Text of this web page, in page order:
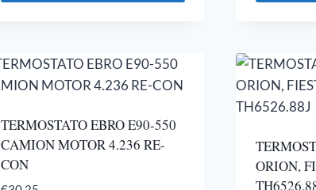
TERMOSTATO EBRO E90-550
CAMION MOTOR 4.236 RE-
CON
ORION,